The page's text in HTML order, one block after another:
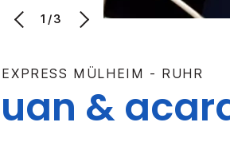
1/3
MÜLHEIM - RUHR
&